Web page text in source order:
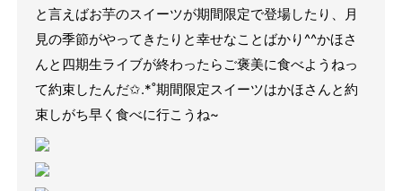
と言えばお芋のスイーツが期間限定で登場したり、月
見の季節がやってきたりと幸せなことばかり^^かほさ
んと四期生ライブが終わったらご褒美に食べようねっ
て約束したんだ✩.*˚期間限定スイーツはかほさんと約
束しがち早く食べに行こうね~